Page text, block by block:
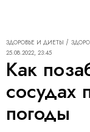
ЗДОРОВЬЕ И ДИЕТЫ
25.08.2022, 23:45
Как
сосудах
погоды